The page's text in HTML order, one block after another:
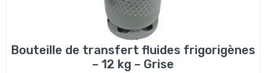
Bouteille de transfert fluides frigorigènes
– 12 kg – Grise